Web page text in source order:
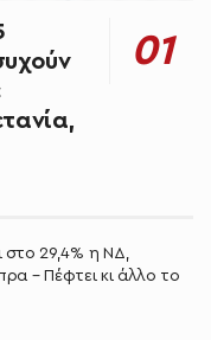
στο 29,4% η ΝΔ,
– Πέφτει κι άλλο το